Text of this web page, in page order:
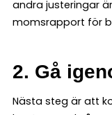
andra justeringar
momsrapport för
2. Gå
Nästa steg är att